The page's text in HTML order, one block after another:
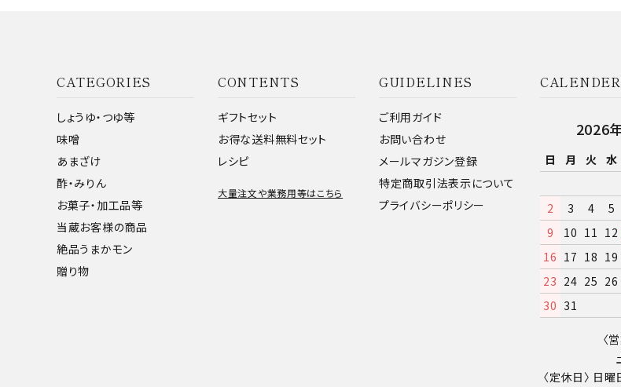
CATEGORIES
しょうゆ・つゆ等
味噌
あまざけ
酢・みりん
お菓子・加工品等
当蔵お客様の商品
絶品うまかモン
贈り物
CONTENTS
ギフトセット
お得な送料無料セット
レシピ
大量注文や業務用等はこちら
GUIDELINES
ご利用ガイド
お問い合わせ
メールマガジン登録
特定商取引法表示について
プライバシーポリシー
CALENDER
2026
日 月 火 水
2
3 4 5
9
10 11 12
16 17 18 19
23 24 25 26
30 31
〈
〈定休日〉 日